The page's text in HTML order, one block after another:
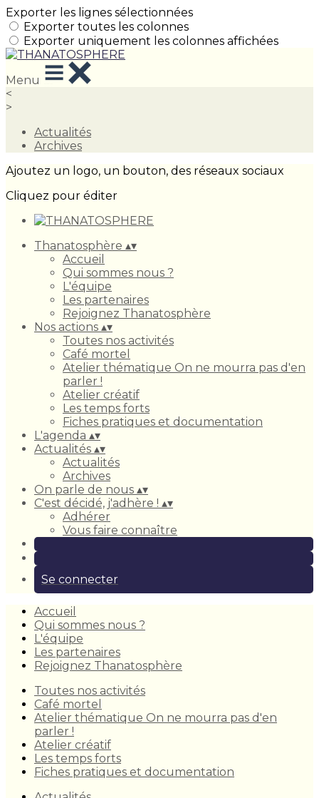
Exporter les lignes sélectionnées
Exporter toutes les colonnes
Exporter uniquement les colonnes affichées
Menu
<
>
Actualités
Archives
Ajoutez un logo, un bouton, des réseaux sociaux
Cliquez pour éditer
Thanatosphère ▴▾
Accueil
Qui sommes nous ?
L'équipe
Les partenaires
Rejoignez Thanatosphère
Nos actions ▴▾
Toutes nos activités
Café mortel
Atelier thématique On ne mourra pas d'en
parler !
Atelier créatif
Les temps forts
Fiches pratiques et documentation
L'agenda ▴▾
Actualités ▴▾
Actualités
Archives
On parle de nous ▴▾
C'est décidé, j'adhère ! ▴▾
Adhérer
Vous faire connaître
Se connecter
Accueil
Qui sommes nous ?
L'équipe
Les partenaires
Rejoignez Thanatosphère
Toutes nos activités
Café mortel
Atelier thématique On ne mourra pas d'en
parler !
Atelier créatif
Les temps forts
Fiches pratiques et documentation